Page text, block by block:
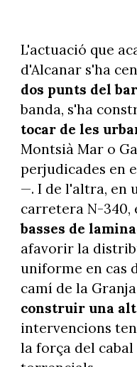
L'actuació que
d'Alcanar s'ha
dos punts del
banda, s'ha
tocar de les
Montsià Mar o
perjudicades en
—. I de l'altra, en
carretera N-340,
basses de
afavorir la
uniforme en cas
camí de la
construir una
intervencions
la força del cabal